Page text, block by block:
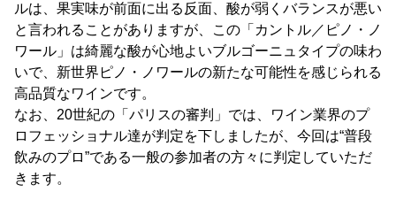
ルは、果実味が前面に出る反面、酸が弱くバランスが悪い
と言われることがありますが、この「カントル／ピノ・ノ
ワール」は綺麗な酸が心地よいブルゴーニュタイプの味わ
いで、新世界ピノ・ノワールの新たな可能性を感じられる
高品質なワインです。
なお、20世紀の「パリスの審判」では、ワイン業界のプ
ロフェッショナル達が判定を下しましたが、今回は“普段
飲みのプロ”である一般の参加者の方々に判定していただ
きます。